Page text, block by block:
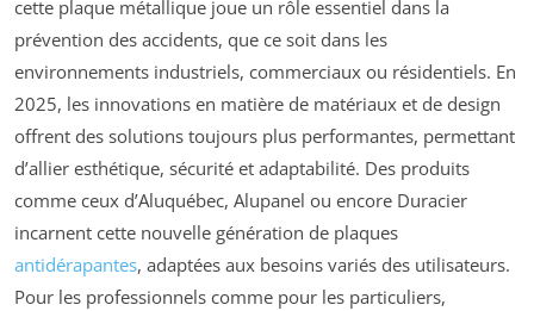
cette plaque métallique joue un rôle essentiel dans la
prévention des accidents, que ce soit dans les
environnements industriels, commerciaux ou résidentiels. En
2025, les innovations en matière de matériaux et de design
offrent des solutions toujours plus performantes, permettant
d’allier esthétique, sécurité et adaptabilité. Des produits
comme ceux d’Aluquébec, Alupanel ou encore Duracier
incarnent cette nouvelle génération de plaques
antidérapantes, adaptées aux besoins variés des utilisateurs.
Pour les professionnels comme pour les particuliers,